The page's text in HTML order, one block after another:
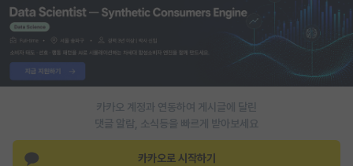
PI 전용 게시판
인문사회 계열 게시판
특수/전문대학원 게시판
반도체/AI 게시판
장학금/장학생 게시판
카카오 계정과 연동하여 게시글에 달린
댓글 알람, 소식등을 빠르게 받아보세요
카카오로 시작하기